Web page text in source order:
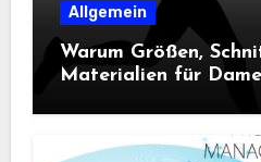
Allgemein
Warum Größen,
Materialien für